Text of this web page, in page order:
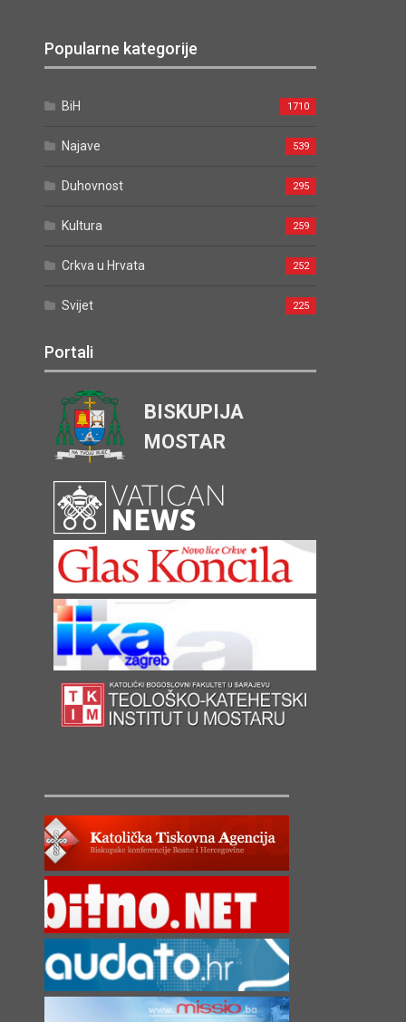
Popularne kategorije
BiH 1710
Najave 539
Duhovnost 295
Kultura 259
Crkva u Hrvata 252
Svijet 225
Portali
BISKUPIJA
MOSTAR